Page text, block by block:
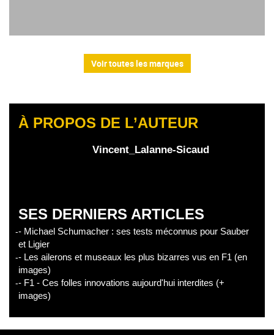
Voir toutes les marques
À PROPOS DE L’AUTEUR
Vincent_Lalanne-Sicaud
SES DERNIERS ARTICLES
- Michael Schumacher : ses tests méconnus pour Sauber
et Ligier
- Les ailerons et museaux les plus bizarres vus en F1 (en
images)
- F1 - Ces folles innovations aujourd'hui interdites (+
images)